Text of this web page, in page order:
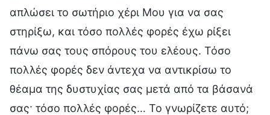
απλώσει το σωτήριο χέρι Μου για να σας
στηρίξω, και τόσο πολλές φορές έχω ρίξει
πάνω σας τους σπόρους του ελέους. Τόσο
πολλές φορές δεν άντεχα να αντικρίσω το
θέαμα της δυστυχίας σας μετά από τα βάσανά
σας· τόσο πολλές φορές… Το γνωρίζετε αυτό;